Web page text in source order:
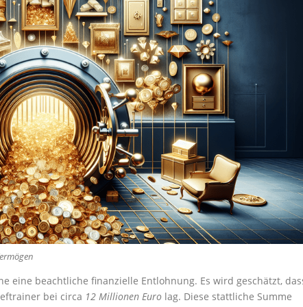
eine beachtliche finanzielle Entlohnung. Es wird geschätzt,
bei circa 12 Millionen Euro lag. Diese stattliche Summe